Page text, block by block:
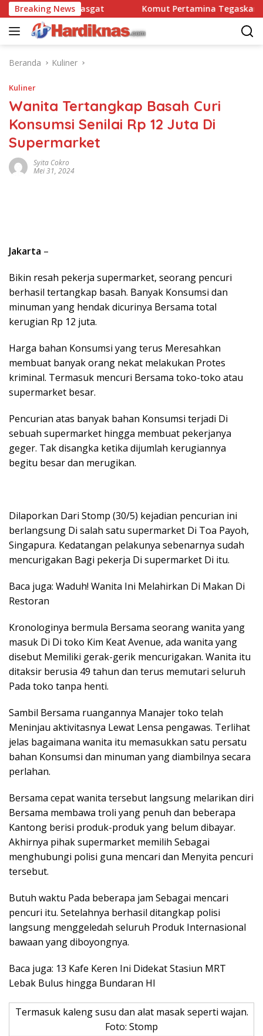
Langsung
ke
konten
Breaking News
90 Pasgat Komut Pertamina Tegaskan Tak
Beranda Kuliner
Kuliner
Wanita Tertangkap Basah Curi
Konsumsi Senilai Rp 12 Juta Di
Supermarket
Syita Cokro
Mei 31, 2024
Jakarta –
Bikin resah pekerja supermarket, seorang pencuri
berhasil tertangkap basah. Banyak Konsumsi dan
minuman yang hendak dicurinya Bersama total
kerugian Rp 12 juta.
Harga bahan Konsumsi yang terus Meresahkan
membuat banyak orang nekat melakukan Protes
kriminal. Termasuk mencuri Bersama toko-toko atau
supermarket besar.
Pencurian atas banyak bahan Konsumsi terjadi Di
sebuah supermarket hingga membuat pekerjanya
geger. Tak disangka ketika dijumlah kerugiannya
begitu besar dan merugikan.
Dilaporkan Dari Stomp (30/5) kejadian pencurian ini
berlangsung Di salah satu supermarket Di Toa Payoh,
Singapura. Kedatangan pelakunya sebenarnya sudah
mencurigakan Bagi pekerja Di supermarket Di itu.
Baca juga: Waduh! Wanita Ini Melahirkan Di Makan Di
Restoran
Kronologinya bermula Bersama seorang wanita yang
masuk Di Di toko Kim Keat Avenue, ada wanita yang
disebut Memiliki gerak-gerik mencurigakan. Wanita itu
ditaksir berusia 49 tahun dan terus memutari seluruh
Pada toko tanpa henti.
Sambil Bersama ruangannya Manajer toko telah
Meninjau aktivitasnya Lewat Lensa pengawas. Terlihat
jelas bagaimana wanita itu memasukkan satu persatu
bahan Konsumsi dan minuman yang diambilnya secara
perlahan.
Bersama cepat wanita tersebut langsung melarikan diri
Bersama membawa troli yang penuh dan beberapa
Kantong berisi produk-produk yang belum dibayar.
Akhirnya pihak supermarket memilih Sebagai
menghubungi polisi guna mencari dan Menyita pencuri
tersebut.
Butuh waktu Pada beberapa jam Sebagai mencari
pencuri itu. Setelahnya berhasil ditangkap polisi
langsung menggeledah seluruh Produk Internasional
bawaan yang diboyongnya.
Baca juga: 13 Kafe Keren Ini Didekat Stasiun MRT
Lebak Bulus hingga Bundaran HI
Termasuk kaleng susu dan alat masak seperti wajan.
Foto: Stomp